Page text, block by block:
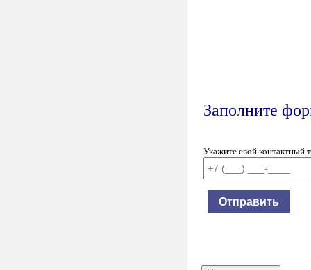
Заполните
Укажите свой контактный